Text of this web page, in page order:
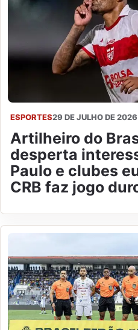
ESPORTES29 DE JULHO DE 2026
Artilheiro do
desperta
Paulo e clubes
CRB faz jogo